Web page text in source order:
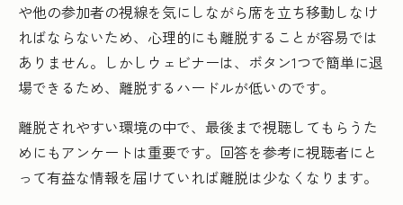
や他の参加者の視線を気にしながら席を立ち移動しなけ
ればならないため、心理的にも離脱することが容易では
ありません。しかしウェビナーは、ボタン1つで簡単に退
場できるため、離脱するハードルが低いのです。
離脱されやすい環境の中で、最後まで視聴してもらうた
めにもアンケートは重要です。回答を参考に視聴者にと
って有益な情報を届けていれば離脱は少なくなります。